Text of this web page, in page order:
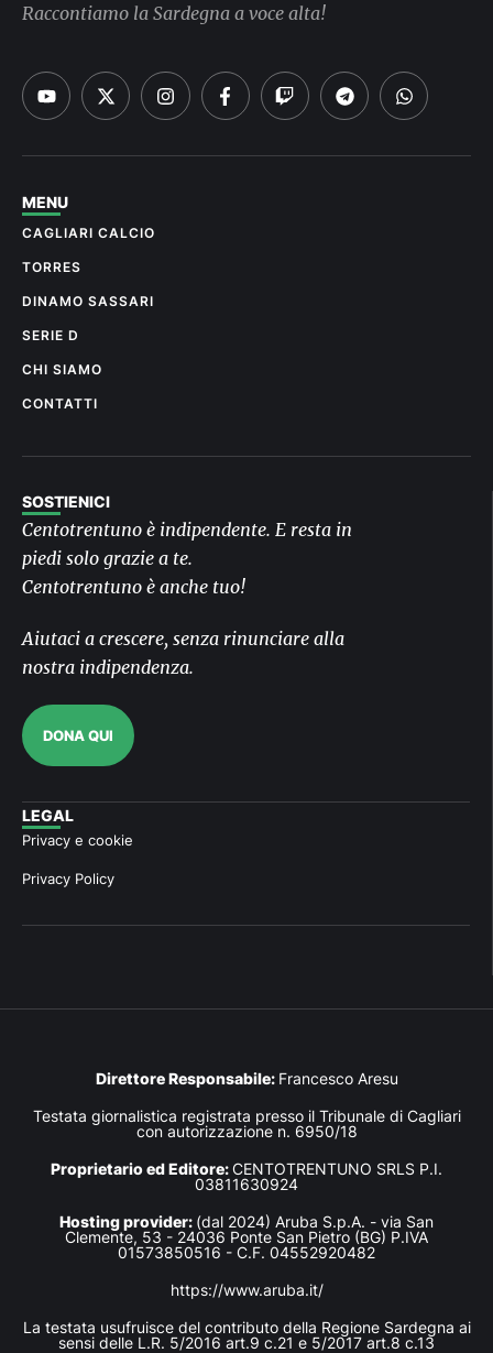
Raccontiamo la Sardegna a voce alta!
MENU
CAGLIARI CALCIO
TORRES
DINAMO SASSARI
SERIE D
CHI SIAMO
CONTATTI
SOSTIENICI
Centotrentuno è indipendente. E resta in
piedi solo grazie a te.
Centotrentuno è anche tuo!
Aiutaci a crescere, senza rinunciare alla
nostra indipendenza.
DONA QUI
LEGAL
Privacy e cookie
Privacy Policy
Direttore Responsabile: Francesco Aresu
Testata giornalistica registrata presso il Tribunale di Cagliari
con autorizzazione n. 6950/18
Proprietario ed Editore:CENTOTRENTUNO SRLS P.I.
03811630924
Hosting provider: (dal 2024) Aruba S.p.A. - via San
Clemente, 53 - 24036 Ponte San Pietro (BG) P.IVA
01573850516 - C.F. 04552920482
https://www.aruba.it/
La testata usufruisce del contributo della Regione Sardegna ai
sensi delle L.R. 5/2016 art.9 c.21 e 5/2017 art.8 c.13